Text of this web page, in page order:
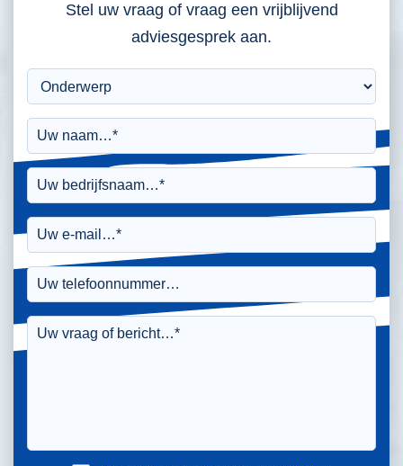
Stel uw vraag of vraag een vrijblijvend
adviesgesprek aan.